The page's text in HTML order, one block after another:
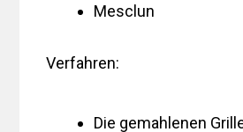
Mesclun
Verfahren:
Die gemahlenen